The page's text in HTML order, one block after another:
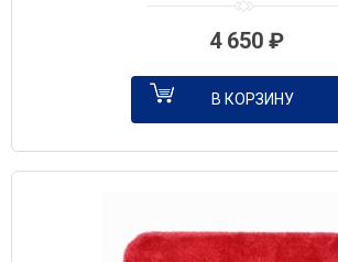
4 650 ₽
В КОРЗИНУ